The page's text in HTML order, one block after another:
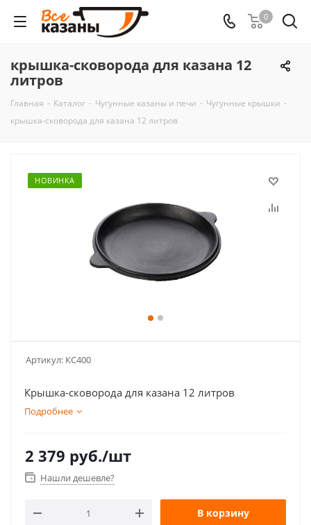
0
крышка-сковорода для казана 12
литров
Главная - Каталог - Чугунные казаны и печи - Чугунные крышки -
крышка-сковорода для казана 12 литров
НОВИНКА
Артикул: КС400
Крышка-сковорода для казана 12 литров
Подробнее
2 379 руб./шт
Нашли дешевле?
В корзину